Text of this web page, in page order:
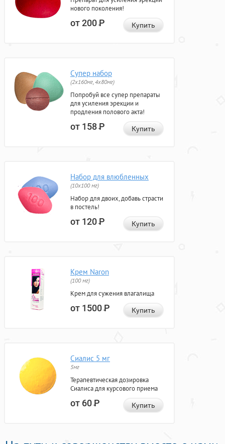
нового поколения!
от 200Р Купить
Супер набор
(2х160мг, 4х80мг)
Попробуй все супер препараты
для усиления эрекции и
продления полового акта!
от 158Р Купить
Набор для влюбленных
(10х100 мг)
Набор для двоих, добавь страсти
в постель!
от 120Р Купить
Крем Naron
(100 мг)
Крем для сужения влагалища
от 1500Р Купить
Сиалис 5 мг
5мг
Терапевтическая дозировка
Сиалиса для курсового приема
от 60Р Купить